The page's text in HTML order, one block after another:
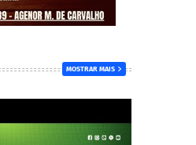
MOSTRAR MAIS